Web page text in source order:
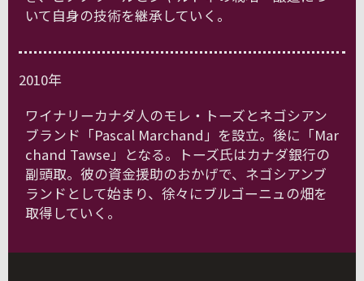
いて自身の技術を継承していく。
2010年
ワイナリーカナダ人のモレ・トーズとネゴシアン
ブランド「Pascal Marchand」を設立。後に「Mar
chand Tawse」となる。トーズ氏はカナダ銀行の
副頭取。彼の資金援助のおかげで、ネゴシアンブ
ランドとして始まり、徐々にブルゴーニュの畑を
取得していく。